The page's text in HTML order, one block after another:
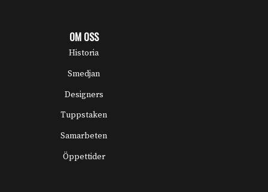
OM OSS
Historia
Smedjan
Designers
Tuppstaken
Samarbeten
Öppettider